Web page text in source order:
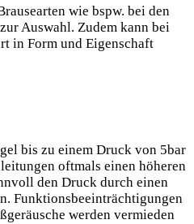
wie bspw. bei den
Auswahl. Zudem kann bei
in Form und Eigenschaft
bis zu einem Druck von 5bar
oftmals einen höheren
den Druck durch einen
Funktionsbeeinträchtigungen
werden vermieden